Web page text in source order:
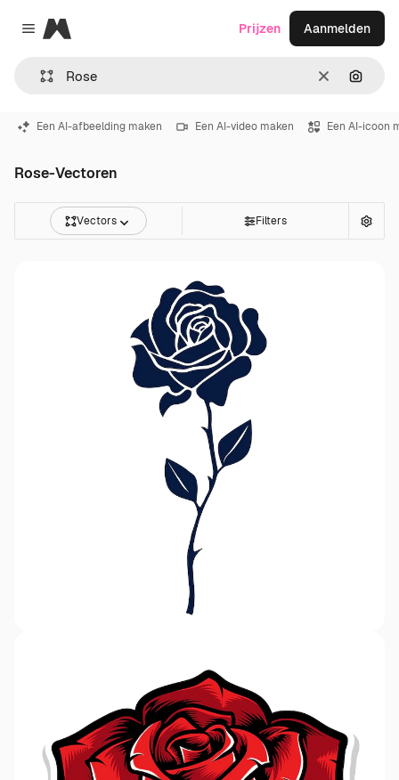
Close menu
Magnific
Wissen
Prijzen Aanmelden
Een AI-afbeelding maken Een AI-video maken Een AI-icoon
Rose-Vectoren
Vectors Filters